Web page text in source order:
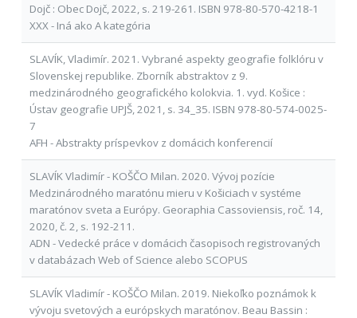
Dojč : Obec Dojč, 2022, s. 219-261. ISBN 978-80-570-4218-1
XXX - Iná ako A kategória
SLAVÍK, Vladimír. 2021. Vybrané aspekty geografie folklóru v
Slovenskej republike. Zborník abstraktov z 9.
medzinárodného geografického kolokvia. 1. vyd. Košice :
Ústav geografie UPJŠ, 2021, s. 34_35. ISBN 978-80-574-0025-
7
AFH - Abstrakty príspevkov z domácich konferencií
SLAVÍK Vladimír - KOŠČO Milan. 2020. Vývoj pozície
Medzinárodného maratónu mieru v Košiciach v systéme
maratónov sveta a Európy. Georaphia Cassoviensis, roč. 14,
2020, č. 2, s. 192-211.
ADN - Vedecké práce v domácich časopisoch registrovaných
v databázach Web of Science alebo SCOPUS
SLAVÍK Vladimír - KOŠČO Milan. 2019. Niekoľko poznámok k
vývoju svetových a európskych maratónov. Beau Bassin :